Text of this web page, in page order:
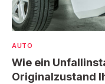
AUTO
Wie ein
Originalzustand